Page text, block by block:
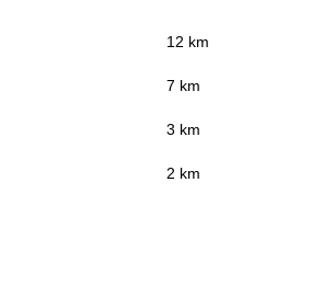
12 km
7 km
3 km
2 km